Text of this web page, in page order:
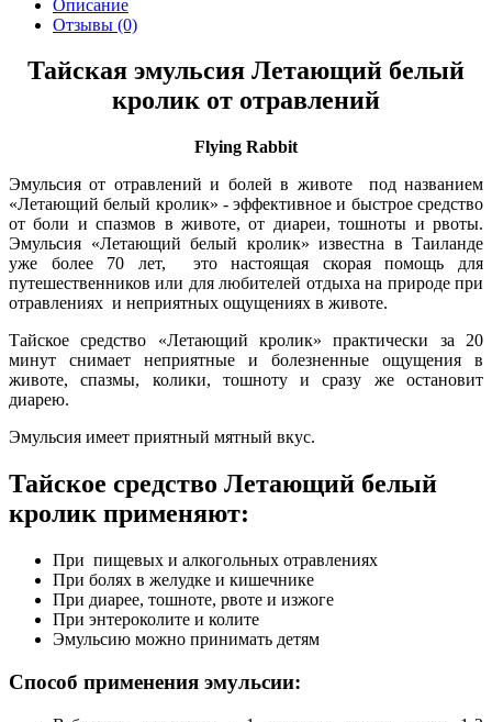
Описание
Отзывы (0)
Тайская эмульсия Летающий белый
кролик от отравлений
Flying Rabbit
Эмульсия от отравлений и болей в животе под названием
«Летающий белый кролик» - эффективное и быстрое средство
от боли и спазмов в животе, от диареи, тошноты и рвоты.
Эмульсия «Летающий белый кролик» известна в Таиланде
уже более 70 лет, это настоящая скорая помощь для
путешественников или для любителей отдыха на природе при
отравлениях и неприятных ощущениях в животе.
Тайское средство «Летающий кролик» практически за 20
минут снимает неприятные и болезненные ощущения в
животе, спазмы, колики, тошноту и сразу же остановит
диарею.
Эмульсия имеет приятный мятный вкус.
Тайское средство Летающий белый
кролик применяют:
При пищевых и алкогольных отравлениях
При болях в желудке и кишечнике
При диарее, тошноте, рвоте и изжоге
При энтероколите и колите
Эмульсию можно принимать детям
Способ применения эмульсии: